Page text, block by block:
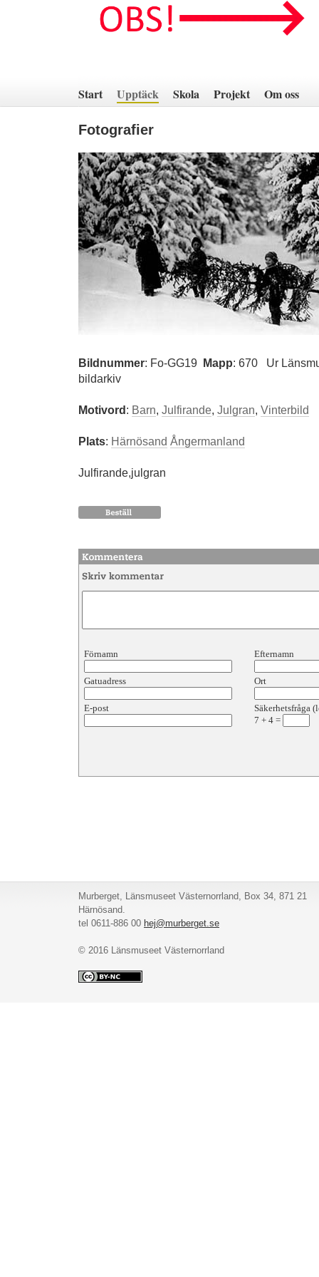
innehåll
Start Upptäck Skola Projekt Om oss
Fotografier
Bildnummer: Fo-GG19 Mapp: 670
Ur
bildarkiv
Motivord: Barn, Julfirande, Julgran, Vinterbild
Plats: Härnösand Ångermanland
Julfirande,julgran
Förnamn Efternamn
Gatuadress Ort
E-post
Säkerhetsfråga
7 + 4 =
Murberget, Länsmuseet Västernorrland, Box 34, 871 21
Härnösand.
tel 0611-886 00 hej@murberget.se
© 2016 Länsmuseet Västernorrland